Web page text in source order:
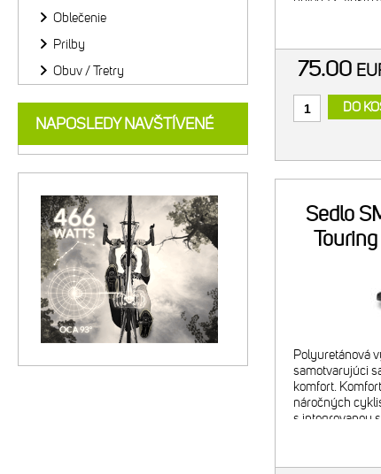
75.00
DO
Sedlo
Polyuretánová
samotvarujúci
komfort.
náročných
s integrovanou
Oblečenie
Prilby
Obuv / Tretry
NAPOSLEDY NAVŠTÍVENÉ